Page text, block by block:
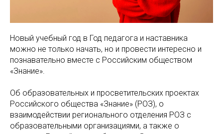
Новый учебный год в Год педагога и наставника
можно не только начать, но и провести интересно и
познавательно вместе с Российским обществом
«Знание».
Об образовательных и просветительских проектах
Российского общества «Знание» (РОЗ), о
взаимодействии регионального отделения РОЗ с
образовательными организациями, а также о